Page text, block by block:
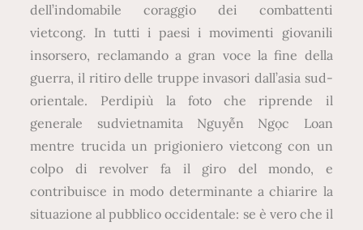
dell’indomabile coraggio dei combattenti
vietcong. In tutti i paesi i movimenti giovanili
insorsero, reclamando a gran voce la fine della
guerra, il ritiro delle truppe invasori dall’asia sud-
orientale. Perdipiù la foto che riprende il
generale sudvietnamita Nguyễn Ngọc Loan
mentre trucida un prigioniero vietcong con un
colpo di revolver fa il giro del mondo, e
contribuisce in modo determinante a chiarire la
situazione al pubblico occidentale: se è vero che il